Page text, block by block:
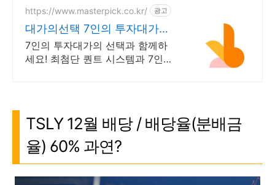
https://www.masterpick.co.kr/ 광고
대가의선택 7인의 투자대가와
함께하세요
7인의 투자대가의 선택과 함께하
세요! 최첨단 퀀트 시스템과 7인의
TSLY 12월 배당 / 배당율(분배금
율) 60% 과연?